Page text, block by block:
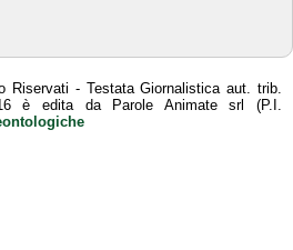
Riservati - Testata Giornalistica aut. trib.
è edita da Parole Animate srl (P.I.